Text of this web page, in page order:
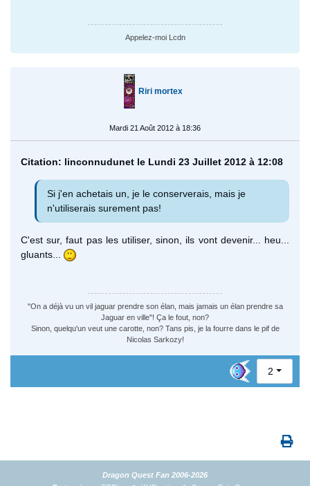
Appelez-moi Lcdn
Riri mortex
Mardi 21 Août 2012 à 18:36
Citation: linconnudunet le Lundi 23 Juillet 2012 à 12:08
Si j'en achetais un, je le conserverais, mais je
n'utiliserais surement pas!
C'est sur, faut pas les utiliser, sinon, ils vont devenir... heu...
gluants...
"On a déjà vu un vil jaguar prendre son élan, mais jamais un élan prendre sa
Jaguar en ville"! Ça le fout, non?
Sinon, quelqu'un veut une carotte, non? Tans pis, je la fourre dans le pif de
Nicolas Sarkozy!
2
Dragon Quest Fan 2006-2026